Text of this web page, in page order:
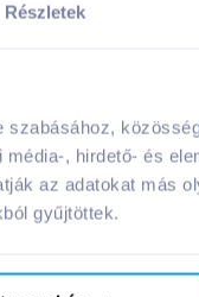
Részletek
, hirdető- és
az adatokat más
gyűjtöttek.